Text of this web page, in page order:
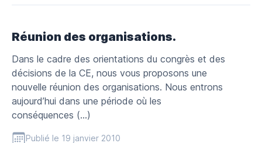
Réunion des organisations.
Dans le cadre des orientations du congrès et des
décisions de la CE, nous vous proposons une
nouvelle réunion des organisations. Nous entrons
aujourd’hui dans une période où les
conséquences (…)
Publié le 19 janvier 2010